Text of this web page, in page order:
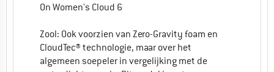
On Women's Cloud 6
Zool: Ook voorzien van Zero-Gravity foam en
CloudTec® technologie, maar over het
algemeen soepeler in vergelijking met de